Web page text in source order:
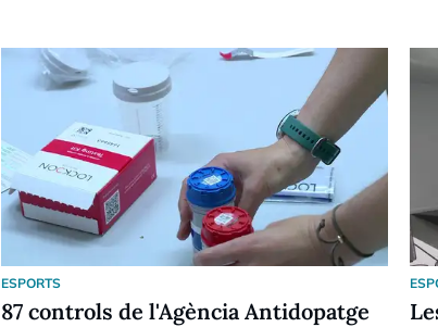
ESPORTS
87 controls de l'Agència Antidopatge